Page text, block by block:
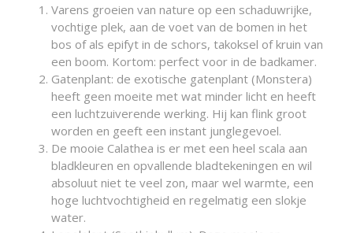
Varens groeien van nature op een schaduwrijke,
vochtige plek, aan de voet van de bomen in het
bos of als epifyt in de schors, takoksel of kruin van
een boom. Kortom: perfect voor in de badkamer.
Gatenplant: de exotische gatenplant (Monstera)
heeft geen moeite met wat minder licht en heeft
een luchtzuiverende werking. Hij kan flink groot
worden en geeft een instant junglegevoel.
De mooie Calathea is er met een heel scala aan
bladkleuren en opvallende bladtekeningen en wil
absoluut niet te veel zon, maar wel warmte, een
hoge luchtvochtigheid en regelmatig een slokje
water.